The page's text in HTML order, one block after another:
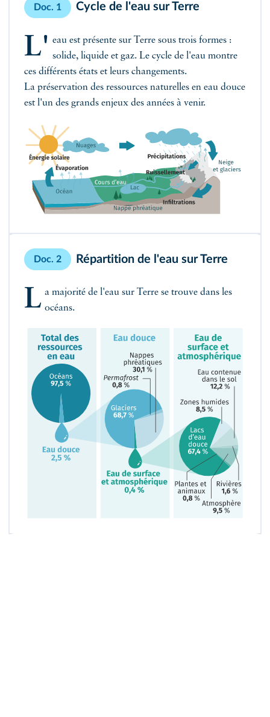
Doc. 1 Cycle de l'eau sur Terre
L' eau est présente sur Terre sous trois formes :
solide, liquide et gaz. Le cycle de l'eau montre
ces différents états et leurs changements.
La préservation des ressources naturelles en eau douce
est l'un des grands enjeux des années à venir.
Doc. 2 Répartition de l'eau sur Terre
L a majorité de l'eau sur Terre se trouve dans les
océans.